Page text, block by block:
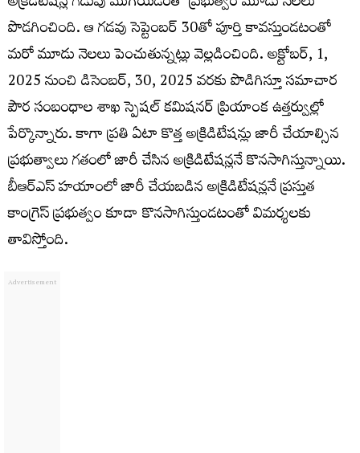
పొడగించింది. ఆ గడవు సెప్టెంబర్ 30తో పూర్తి కావస్తుండటంతో
మరో మూడు నెలలు పెంచుతున్నట్లు వెల్లడించింది. అక్టోబర్, 1,
2025 నుంచి డిసెంబర్, 30, 2025 వరకు పొడిగిస్తూ సమాచార
పౌర సంబంధాల శాఖ స్పెషల్ కమిషనర్ ప్రియాంక ఉత్తర్వుల్లో
పేర్కొన్నారు. కాగా ప్రతి ఏటా కొత్త అక్రిడిటేషన్లు జారీ చేయాల్సిన
ప్రభుత్వాలు గతంలో జారీ చేసిన అక్రిడిటేషన్లనే కొనసాగిస్తున్నాయి.
బీఆర్ఎస్ హయాంలో జారీ చేయబడిన అక్రిడిటేషన్లనే ప్రస్తుత
కాంగ్రెస్ ప్రభుత్వం కూడా కొనసాగిస్తుండటంతో విమర్శలకు
తావిస్తోంది.